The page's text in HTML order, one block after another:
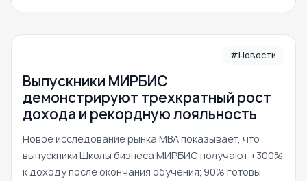
#Новости
Выпускники МИРБИС
демонстрируют трехкратный рост
дохода и рекордную лояльность
Новое исследование рынка MBA показывает, что
выпускники Школы бизнеса МИРБИС получают +300%
к доходу после окончания обучения; 90% готовы